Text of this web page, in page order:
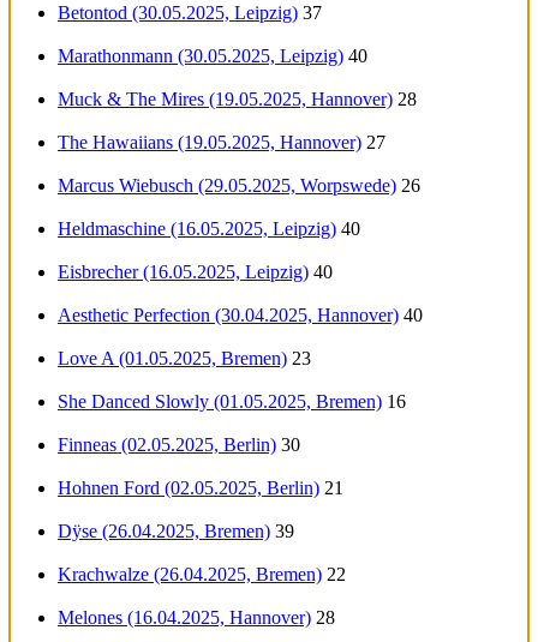
Betontod (30.05.2025, Leipzig) 37
Marathonmann (30.05.2025, Leipzig) 40
Muck & The Mires (19.05.2025, Hannover) 28
The Hawaiians (19.05.2025, Hannover) 27
Marcus Wiebusch (29.05.2025, Worpswede) 26
Heldmaschine (16.05.2025, Leipzig) 40
Eisbrecher (16.05.2025, Leipzig) 40
Aesthetic Perfection (30.04.2025, Hannover) 40
Love A (01.05.2025, Bremen) 23
She Danced Slowly (01.05.2025, Bremen) 16
Finneas (02.05.2025, Berlin) 30
Hohnen Ford (02.05.2025, Berlin) 21
Dÿse (26.04.2025, Bremen) 39
Krachwalze (26.04.2025, Bremen) 22
Melones (16.04.2025, Hannover) 28